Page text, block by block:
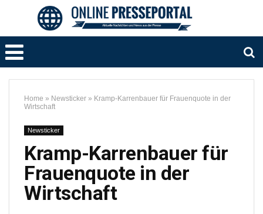
Home » Newsticker » Kramp-Karrenbauer für Frauenquote in der
Wirtschaft
Newsticker
Kramp-Karrenbauer für
Frauenquote in der
Wirtschaft